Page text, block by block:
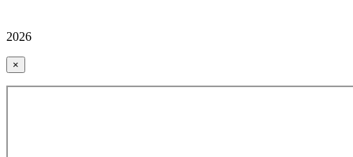
2026
×